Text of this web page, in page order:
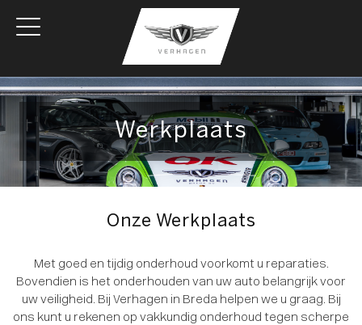
Werkplaats
Onze Werkplaats
Met goed en tijdig onderhoud voorkomt u reparaties.
Bovendien is het onderhouden van uw auto belangrijk voor
uw veiligheid. Bij Verhagen in Breda helpen we u graag. Bij
ons kunt u rekenen op vakkundig onderhoud tegen scherpe